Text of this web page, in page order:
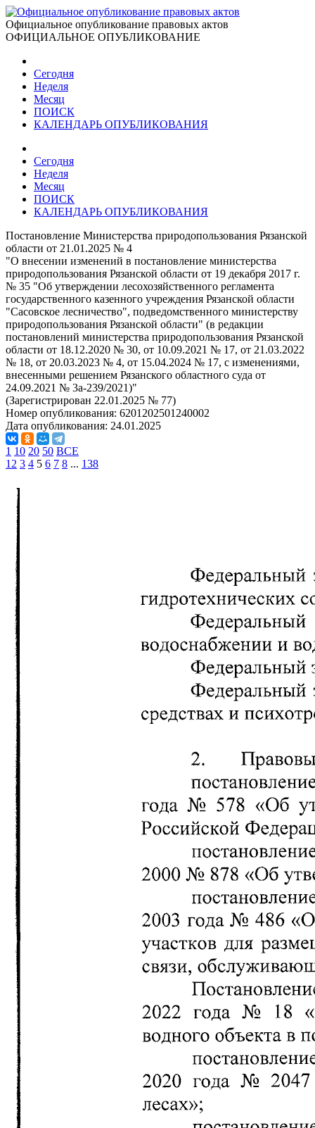
Официальное опубликование правовых актов
ОФИЦИАЛЬНОЕ ОПУБЛИКОВАНИЕ
Сегодня
Неделя
Месяц
ПОИСК
КАЛЕНДАРЬ ОПУБЛИКОВАНИЯ
Сегодня
Неделя
Месяц
ПОИСК
КАЛЕНДАРЬ ОПУБЛИКОВАНИЯ
Постановление Министерства природопользования Рязанской
области от 21.01.2025 № 4
"О внесении изменений в постановление министерства
природопользования Рязанской области от 19 декабря 2017 г.
№ 35 "Об утверждении лесохозяйственного регламента
государственного казенного учреждения Рязанской области
"Сасовское лесничество", подведомственного министерству
природопользования Рязанской области" (в редакции
постановлений министерства природопользования Рязанской
области от 18.12.2020 № 30, от 10.09.2021 № 17, от 21.03.2022
№ 18, от 20.03.2023 № 4, от 15.04.2024 № 17, с изменениями,
внесенными решением Рязанского областного суда от
24.09.2021 № 3а-239/2021)"
(Зарегистрирован 22.01.2025 № 77)
Номер опубликования: 6201202501240002
Дата опубликования: 24.01.2025
1 10 20 50 ВСЕ
1 2 3 4 5 6 7 8 ... 138